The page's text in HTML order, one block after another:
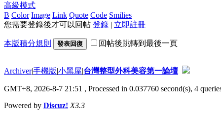
高級模式
B Color Image Link Quote Code Smilies
您需要登錄後才可以回帖 登錄 | 立即註冊
本版積分規則 發表回復 回帖後跳轉到最後一頁
Archiver|手機版|小黑屋|台灣整型外科美容第一論壇
GMT+8, 2026-8-7 21:51 , Processed in 0.037760 second(s), 4
Powered by Discuz! X3.3